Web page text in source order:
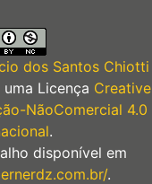
dos Santos Chiotti
Licença Creative
NãoComercial 4.0
.
disponível em
.